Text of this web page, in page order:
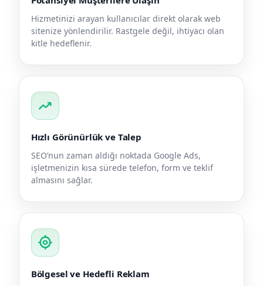
Hizmetinizi arayan kullanıcılar direkt olarak web
sitenize yönlendirilir. Rastgele değil, ihtiyacı olan
kitle hedeflenir.
trending_up
Hızlı Görünürlük ve Talep
SEO’nun zaman aldığı noktada Google Ads,
işletmenizin kısa sürede telefon, form ve teklif
almasını sağlar.
my_location
Bölgesel ve Hedefli Reklam